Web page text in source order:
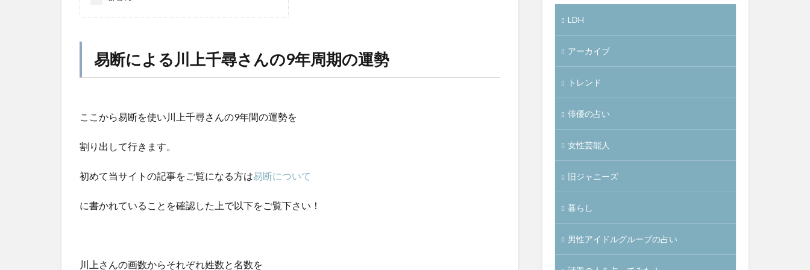
易断による川上千尋さんの9年周期の運勢
ここから易断を使い川上千尋さんの9年間の運勢を
割り出して行きます。
初めて当サイトの記事をご覧になる方は易断について
に書かれていることを確認した上で以下をご覧下さい！
川上さんの画数からそれぞれ姓数と名数を
LDH
アーカイブ
トレンド
俳優の占い
女性芸能人
旧ジャニーズ
暮らし
男性アイドルグループの占い